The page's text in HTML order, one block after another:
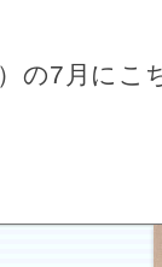
の7月にこ